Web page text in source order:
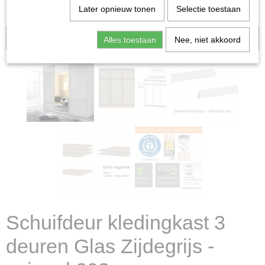
Aanbieding
Schuifdeur kledingkast 3
deuren Glas Zijdegrijs -
Later opnieuw tonen Selectie toestaan
Alles toestaan Nee, niet akkoord